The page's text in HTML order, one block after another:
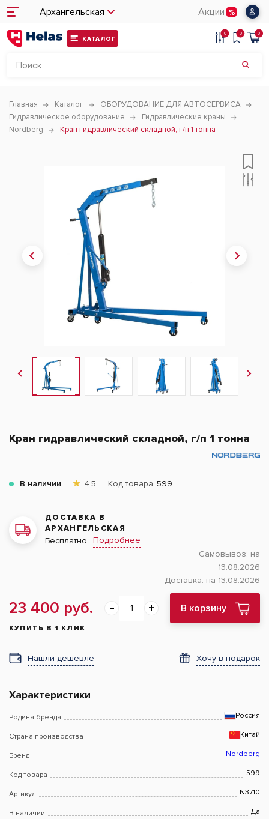
Архангельская Акции
КАТАЛОГ
0 0 0
Главная Каталог
ОБОРУДОВАНИЕ ДЛЯ АВТОСЕРВИСА
Гидравлическое оборудование
Гидравлические краны
Nordberg
Кран гидравлический складной, г/п 1 тонна
Кран гидравлический складной, г/п 1 тонна
В наличии 4.5 Код товара 599
ДОСТАВКА В
АРХАНГЕЛЬСКАЯ
Бесплатно
Подробнее
Самовывоз: на
13.08.2026
Доставка: на 13.08.2026
23 400 руб. В корзину
КУПИТЬ В 1 КЛИК
Нашли дешевле Хочу в подарок
Характеристики
Родина бренда Россия
Страна производства Китай
Бренд Nordberg
Код товара 599
Артикул N3710
В наличии Да